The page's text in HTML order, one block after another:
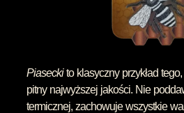
Piaseckito klasyczny przykład
pitny najwyższej jakości. Nie
termicznej, zachowuje wszystkie